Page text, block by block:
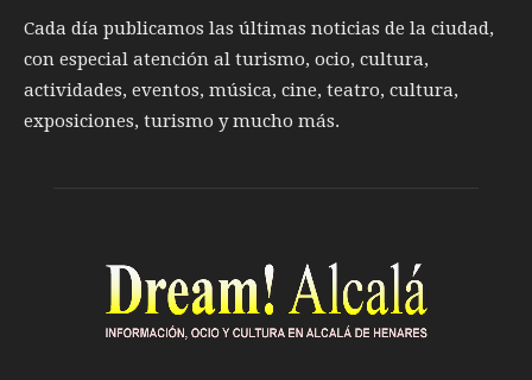
Cada día publicamos las últimas noticias de la ciudad,
con especial atención al turismo, ocio, cultura,
actividades, eventos, música, cine, teatro, cultura,
exposiciones, turismo y mucho más.